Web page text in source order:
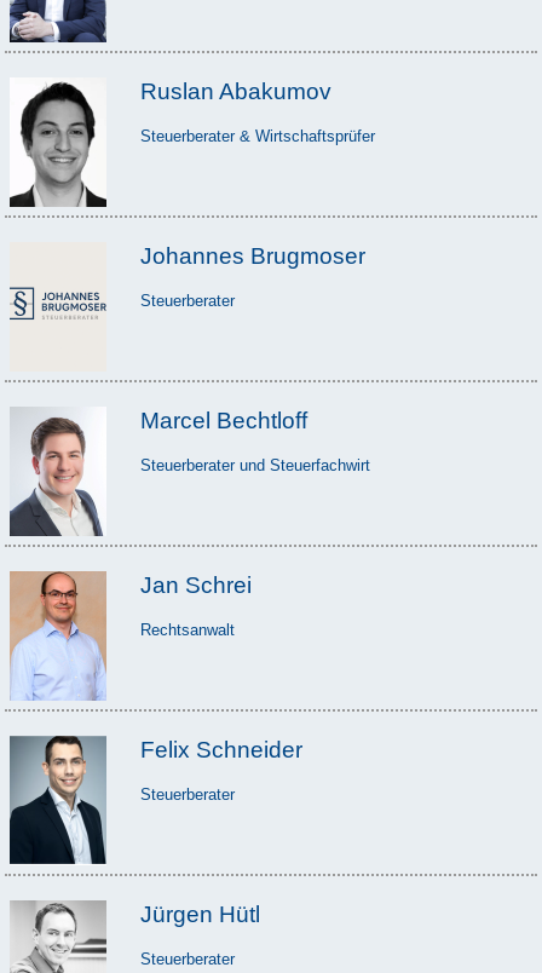
Ruslan Abakumov
Steuerberater & Wirtschaftsprüfer
Johannes Brugmoser
Steuerberater
Marcel Bechtloff
Steuerberater und Steuerfachwirt
Jan Schrei
Rechtsanwalt
Felix Schneider
Steuerberater
Jürgen Hütl
Steuerberater